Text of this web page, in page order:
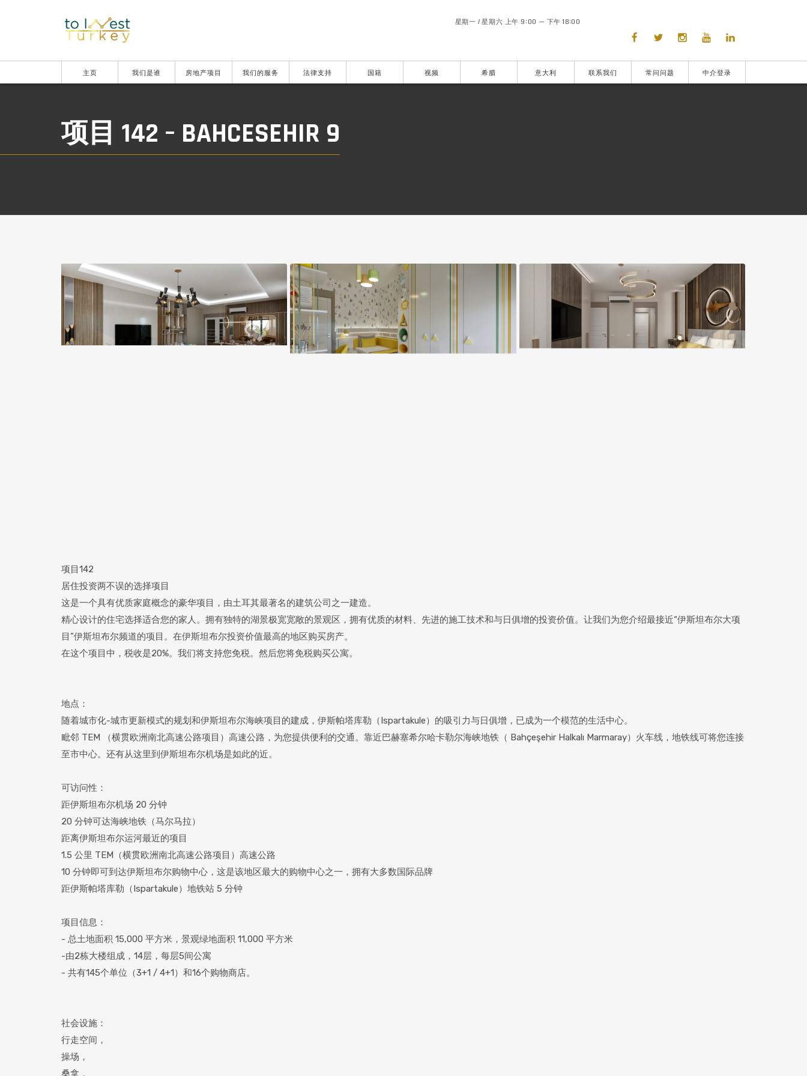
主页 我们是谁 房地产项目 我们的服务 法律支持 国籍 视频 希腊 意大利 联系我们 常问问题 中介登录
星期一 / 星期六 上午 9:00 — 下午 18:00
项目 142 – BAHCESEHIR 9
项目142
居住投资两不误的选择项目
这是一个具有优质家庭概念的豪华项目，由土耳其最著名的建筑公司之一建造。
精心设计的住宅选择适合您的家人。拥有独特的湖景极宽宽敞的景观区，拥有优质的材料、先进的施工技术和与日俱增的投资价值。让我们为您介绍最接近“伊斯坦布尔大项
目”伊斯坦布尔频道的项目。在伊斯坦布尔投资价值最高的地区购买房产。
在这个项目中，税收是20%。我们将支持您免税。然后您将免税购买公寓。
地点：
随着城市化-城市更新模式的规划和伊斯坦布尔海峡项目的建成，伊斯帕塔库勒（Ispartakule）的吸引力与日俱增，已成为一个模范的生活中心。
毗邻 TEM （横贯欧洲南北高速公路项目）高速公路，为您提供便利的交通。靠近巴赫塞希尔哈卡勒尔海峡地铁（ Bahçeşehir Halkalı Marmaray）火车线，地铁线可将您连接
至市中心。还有从这里到伊斯坦布尔机场是如此的近。
可访问性：
距伊斯坦布尔机场 20 分钟
20 分钟可达海峡地铁（马尔马拉）
距离伊斯坦布尔运河最近的项目
1.5 公里 TEM（横贯欧洲南北高速公路项目）高速公路
10 分钟即可到达伊斯坦布尔购物中心，这是该地区最大的购物中心之一，拥有大多数国际品牌
距伊斯帕塔库勒（Ispartakule）地铁站 5 分钟
项目信息：
- 总土地面积 15,000 平方米，景观绿地面积 11,000 平方米
-由2栋大楼组成，14层，每层5间公寓
- 共有145个单位（3+1 / 4+1）和16个购物商店。
社会设施：
行走空间，
操场，
桑拿，